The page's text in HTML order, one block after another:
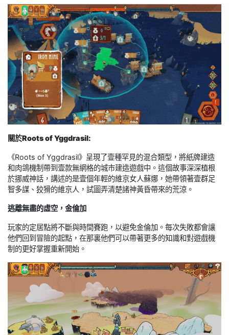
關於Roots of Yggdrasil:
《Roots of Yggdrasil》呈現了壹種罕見的混合類型，將紙牌建造
和肉鴿機制帶到壹款無網格的城市建造遊戲中。這個故事深深植根
於挪威神話，講述的是壹個年輕的維京女人蘇娜，她帶領著壹群足
智多謀、狡猾的維京人，試圖弄清楚諸神黃昏帶來的荒涼。
逃離無盡的虛空，金倫加
玩家的定居點將不斷與時間賽跑，以避免金倫加。每次失敗都會讓
他們回到冒險的起點，在那裏他們可以帶著更多的知識和對遊戲機
制的更好掌握重新開始。